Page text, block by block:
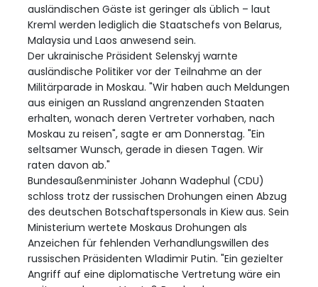
ausländischen Gäste ist geringer als üblich – laut
Kreml werden lediglich die Staatschefs von Belarus,
Malaysia und Laos anwesend sein.
Der ukrainische Präsident Selenskyj warnte
ausländische Politiker vor der Teilnahme an der
Militärparade in Moskau. "Wir haben auch Meldungen
aus einigen an Russland angrenzenden Staaten
erhalten, wonach deren Vertreter vorhaben, nach
Moskau zu reisen", sagte er am Donnerstag. "Ein
seltsamer Wunsch, gerade in diesen Tagen. Wir
raten davon ab."
Bundesaußenminister Johann Wadephul (CDU)
schloss trotz der russischen Drohungen einen Abzug
des deutschen Botschaftspersonals in Kiew aus. Sein
Ministerium wertete Moskaus Drohungen als
Anzeichen für fehlenden Verhandlungswillen des
russischen Präsidenten Wladimir Putin. "Ein gezielter
Angriff auf eine diplomatische Vertretung wäre ein